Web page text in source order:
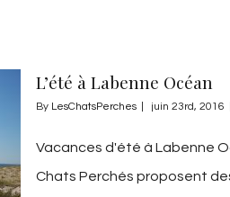
L’été à Labenne Océan
By LesChatsPerches juin 23rd, 2016
Vacances d'été à Labenne
Chats Perchés proposent